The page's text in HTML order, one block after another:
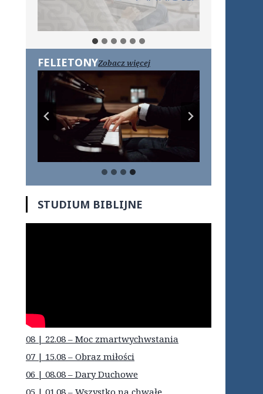
FELIETONYZobacz więcej
STUDIUM BIBLIJNE
08 | 22.08 – Moc zmartwychwstania
07 | 15.08 – Obraz miłości
06 | 08.08 – Dary Duchowe
05 | 01.08 – Wszystko na chwałę